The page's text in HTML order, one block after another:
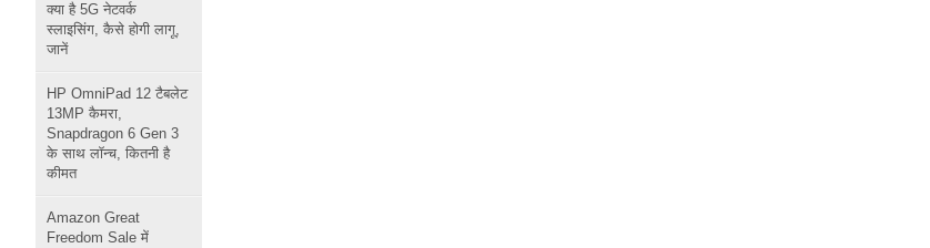
क्या है 5G नेटवर्क
स्लाइसिंग, कैसे होगी लागू,
जानें
HP OmniPad 12 टैबलेट
13MP कैमरा,
Snapdragon 6 Gen 3
के साथ लॉन्च, कितनी है
कीमत
Amazon Great
Freedom Sale में